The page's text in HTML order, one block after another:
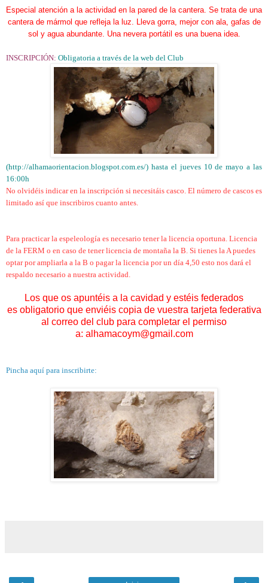
Especial atención a la actividad en la pared de la cantera. Se trata de una
cantera de mármol que refleja la luz. Lleva gorra, mejor con ala, gafas de
sol y agua abundante. Una nevera portátil es una buena idea.
INSCRIPCIÓN: Obligatoria a través de la web del Club
(http://alhamaorientacion.blogspot.com.es/) hasta el jueves 10 de mayo a las
16:00h
No olvidéis indicar en la inscripción si necesitáis casco. El número de cascos es
limitado así que inscribiros cuanto antes.
Para practicar la espeleología es necesario tener la licencia oportuna. Licencia
de la FERM o en caso de tener licencia de montaña la B. Si tienes la A puedes
optar por ampliarla a la B o pagar la licencia por un día 4,50 esto nos dará el
respaldo necesario a nuestra actividad.
Los que os apuntéis a la cavidad y estéis federados
es obligatorio que enviéis copia de vuestra tarjeta federativa
al correo del club para completar el permiso
a: alhamacoym@gmail.com
Pincha aquí para inscribirte: